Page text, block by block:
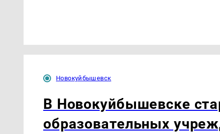
Новокуйбышевск
В Новокуйбышевске
образовательных